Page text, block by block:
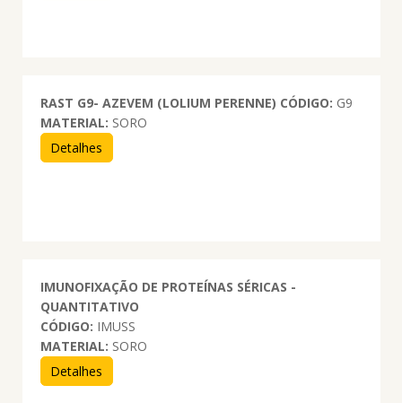
RAST G9- AZEVEM (LOLIUM PERENNE) CÓDIGO: G9
MATERIAL: SORO
Detalhes
IMUNOFIXAÇÃO DE PROTEÍNAS SÉRICAS -
QUANTITATIVO
CÓDIGO: IMUSS
MATERIAL: SORO
Detalhes